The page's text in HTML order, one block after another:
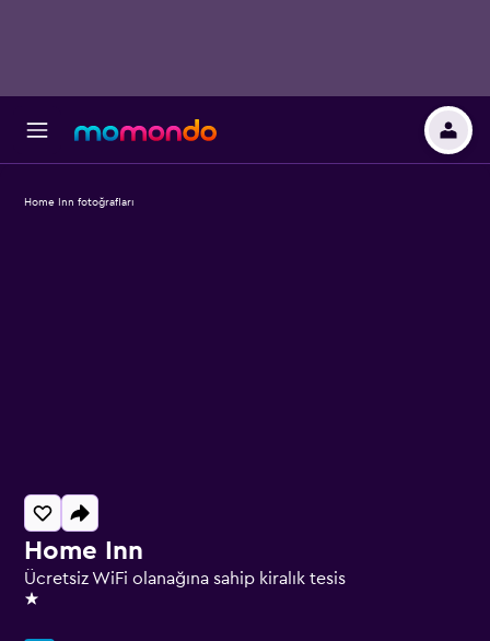
Home Inn
Ücretsiz WiFi olanağına sahip kiralık tesis
1 yıldız
Home Inn fotoğrafları